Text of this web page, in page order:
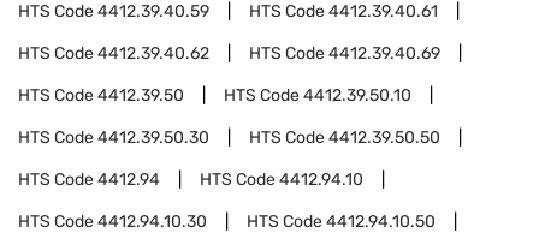
HTS Code4412.39.40.59 HTS Code4412.39.40.61
HTS Code4412.39.40.62 HTS Code4412.39.40.69
HTS Code4412.39.50 HTS Code4412.39.50.10
HTS Code4412.39.50.30 HTS Code4412.39.50.50
HTS Code4412.94 HTS Code4412.94.10
HTS Code4412.94.10.30 HTS Code4412.94.10.50